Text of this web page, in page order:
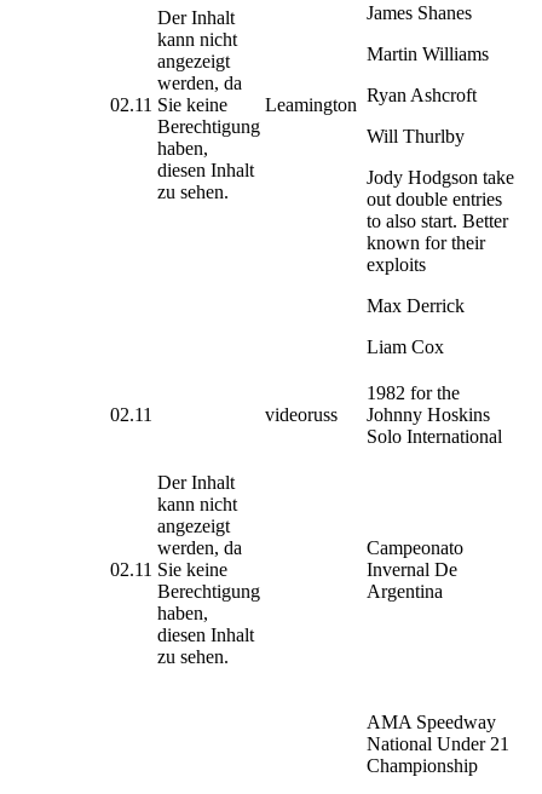
02.11
Der Inhalt
kann nicht
angezeigt
werden, da
Sie keine
Berechtigung
haben,
diesen Inhalt
zu sehen.
Leamington
James Shanes
Martin Williams
Ryan Ashcroft
Will Thurlby
Jody Hodgson take
out double entries
to also start. Better
known for their
exploits
Max Derrick
Liam Cox
02.11 videoruss
1982 for the
Johnny Hoskins
Solo International
02.11
Der Inhalt
kann nicht
angezeigt
werden, da
Sie keine
Berechtigung
haben,
diesen Inhalt
zu sehen.
Campeonato
Invernal De
Argentina
AMA Speedway
National Under 21
Championship